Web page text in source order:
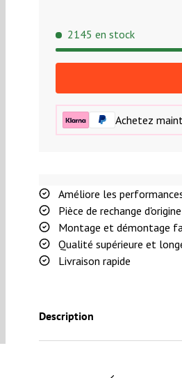
Améliore les
Pièce de rechange d'origine
Montage et démontage
Qualité supérieure et
Livraison rapide
2145 en stock
Achetez
Description